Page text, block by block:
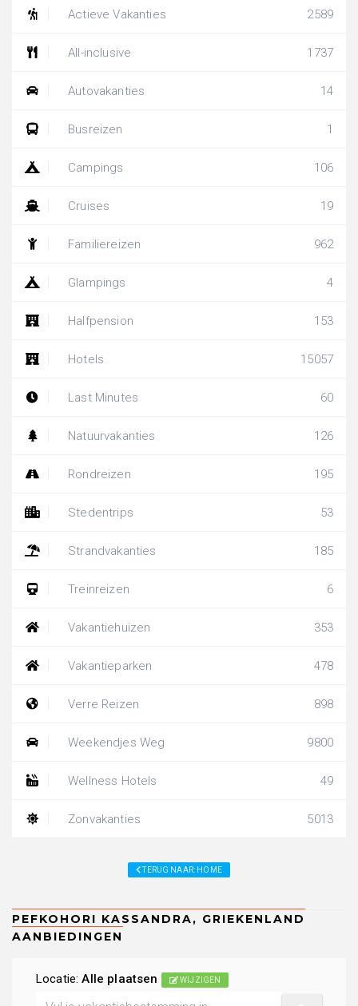
Actieve Vakanties 2589
All-inclusive 1737
Autovakanties 14
Busreizen 1
Campings 106
Cruises 19
Familiereizen 962
Glampings 4
Halfpension 153
Hotels 15057
Last Minutes 60
Natuurvakanties 126
Rondreizen 195
Stedentrips 53
Strandvakanties 185
Treinreizen 6
Vakantiehuizen 353
Vakantieparken 478
Verre Reizen 898
Weekendjes Weg 9800
Wellness Hotels 49
Zonvakanties 5013
TERUG NAAR: HOME
Locatie:Alle plaatsen WIJZIGEN